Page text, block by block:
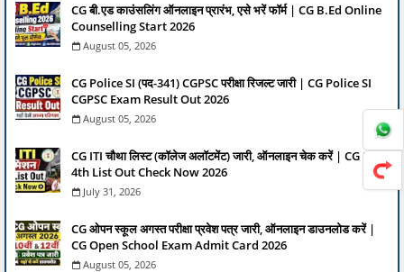
CG बी.एड काउंसलिंग ऑनलाइन प्रारंभ, एसे भरें फॉर्म | CG B.Ed Online
Counselling Start 2026
August 05, 2026
CG Police SI (पद-341) CGPSC परीक्षा रिजल्ट जारी | CG Police SI
CGPSC Exam Result Out 2026
August 05, 2026
CG ITI चौथा लिस्ट (कॉलेज अलॉटमेंट) जारी, ऑनलाइन चेक करें | CG ITI
4th List Out Check Now 2026
July 31, 2026
CG ओपन स्कूल अगस्त परीक्षा प्रवेश पत्र जारी, ऑनलाइन डाउनलोड करें |
CG Open School Exam Admit Card 2026
August 05, 2026